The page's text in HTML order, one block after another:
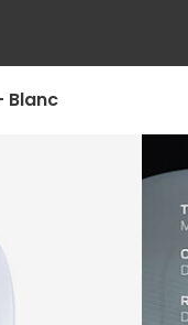
Blanc